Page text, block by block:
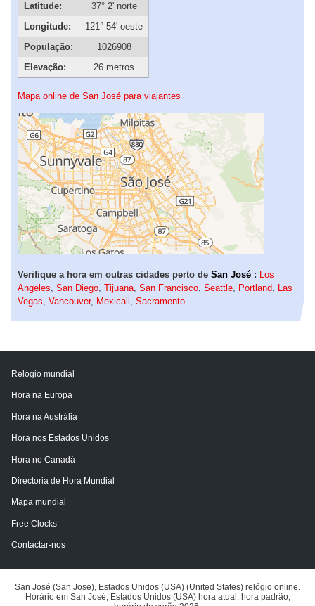
Latitude:
37° 2' norte
Longitude:
121° 54' oeste
População:
1026908
Elevação:
26 metros
Mapa online de San José para viajantes
Verifique a hora em outras cidades perto de San José : Los
Angeles, San Diego, Tijuana, San Francisco, Seattle, Portland, Las
Vegas, Vancouver, Mexicali, Sacramento
Relógio mundial
Hora na Europa
Hora na Austrália
Hora nos Estados Unidos
Hora no Canadá
Directoria de Hora Mundial
Mapa mundial
Free Clocks
Contactar-nos
San José (San Jose), Estados Unidos (USA) (United States) relógio online.
Horário em San José, Estados Unidos (USA) hora atual, hora padrão,